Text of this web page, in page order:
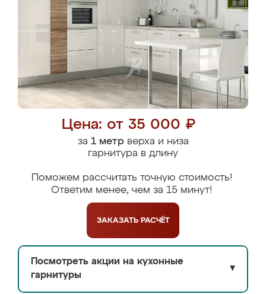
Цена: от 35 000 ₽
за 1 метрверха и низа
гарнитура в длину
Поможем рассчитать точную стоимость!
Ответим менее, чем за 15 минут!
ЗАКАЗАТЬ РАСЧЁТ
Посмотреть акции на кухонные
гарнитуры
▼